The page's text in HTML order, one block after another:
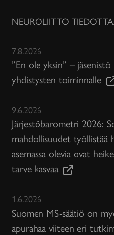
NEUROLIITTO
7.8.2026
”En ole yksin” –
yhdistysten toiminnalle
9.6.2026
Järjestöbarometri 2026:
mahdollisuudet työllistää
asemassa olevia ovat
tarve kasvaa
1.6.2026
Suomen MS-säätiö on
apurahaa viiteen eri